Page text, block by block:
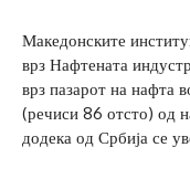
Македонските
врз Нафтената
врз пазарот на нафта
(речиси 86 отсто) од
додека од Србија се